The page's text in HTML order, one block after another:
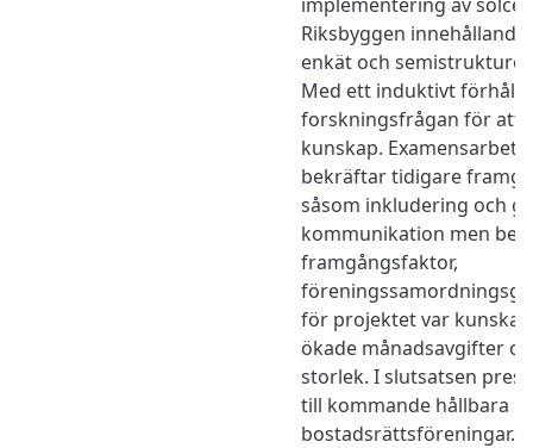
Riksbyggen
enkät och
Med ett induktivt
forskningsfrågan för att
kunskap.
bekräftar tidigare
såsom inkludering och
kommunikation men
framgångsfaktor,
för projektet var
ökade månadsavgifter
storlek. I slutsatsen
till kommande hållbara
bostadsrättsföreningar.